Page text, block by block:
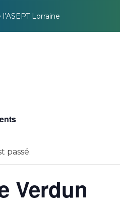
Lorraine
passé.
Verdun